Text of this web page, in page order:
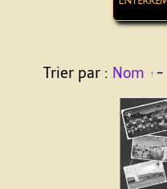
Trier par : Nom -